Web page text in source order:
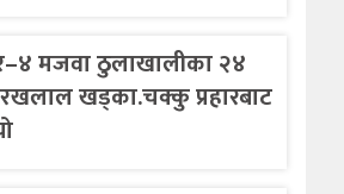
मजवा ठुलाखालीका २४
खड्का.चक्कु प्रहारबाट